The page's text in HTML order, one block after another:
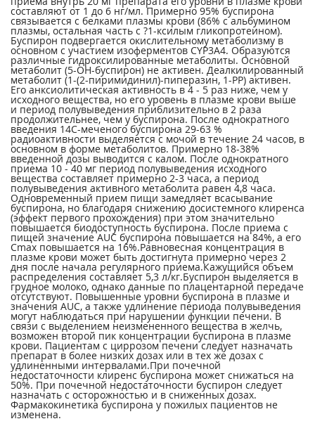
составляют от 1 до 6 нг/мл. Примерно 95% буспирона
связывается с белками плазмы крови (86% с альбумином
плазмы, остальная часть с ?1-ксилым гликопротеином).
Буспирон подвергается окислительному метаболизму в
основном с участием изоферментов CYP3A4. Образуются
различные гидроксилированные метаболиты. Основной
метаболит (5-ОН-буспирон) не активен. Деалкилированный
метаболит (1-(2-пиримидинил)-пиперазин, 1-РР) активен.
Его анксиолитическая активность в 4 - 5 раз ниже, чем у
исходного вещества, но его уровень в плазме крови выше
и период полувыведения приблизительно в 2 раза
продолжительнее, чем у буспирона. После однократного
введения 14С-меченого буспирона 29-63 %
радиоактивности выделяется с мочой в течение 24 часов, в
основном в форме метаболитов. Примерно 18-38%
введенной дозы выводится с калом. После однократного
приема 10 - 40 мг период полувыведения исходного
вещества составляет примерно 2-3 часа, а период
полувыведения активного метаболита равен 4,8 часа.
Одновременный прием пищи замедляет всасывание
буспирона, но благодаря снижению досистемного клиренса
(эффект первого прохождения) при этом значительно
повышается биодоступность буспирона. После приема с
пищей значение AUC буспирона повышается на 84%, а его
Сmах повышается на 16%.Равновесная концентрация в
плазме крови может быть достигнута примерно через 2
дня после начала регулярного приема.Кажущийся объем
распределения составляет 5,3 л/кг.Буспирон выделяется в
грудное молоко, однако данные по плацентарной передаче
отсутствуют. Повышенные уровни буспирона в плазме и
значения AUC, а также удлинение периода полувыведения
могут наблюдаться при нарушении функции печени. В
связи с выделением неизмененного вещества в желчь,
возможен второй пик концентрации буспирона в плазме
крови. Пациентам с циррозом печени следует назначать
препарат в более низких дозах или в тех же дозах с
удлиненными интервалами.При почечной
недостаточности клиренс буспирона может снижаться на
50%. При почечной недостаточности буспирон следует
назначать с осторожностью и в сниженных дозах.
Фармакокинетика буспирона у пожилых пациентов не
изменена.